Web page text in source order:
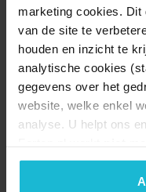
marketing cookies. Dit
van de site te
houden en inzicht te
analytische cookies
gegevens over het
website, welke enkel
analyse. U helpt ons
geen commerciële
de knoppen